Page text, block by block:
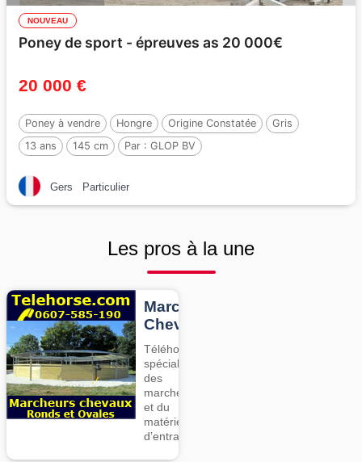
NOUVEAU
Poney de sport - épreuves as 20 000€
20 000 €
Poney à vendre Hongre Origine Constatée
Gris
13 ans
145 cm Par : GLOP BV
Gers Particulier
Les pros à la une
Marcheurs
Chevaux
Téléhorse,
spécialiste
des
marcheurs
et du
matériel
d’entrainement